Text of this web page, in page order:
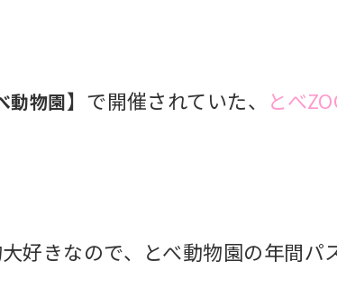
動物園】で開催されていた、 とべ
好きなので、 とべ動物園の年間パ